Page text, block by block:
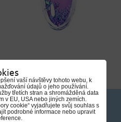
vaší návštěvy tohoto webu, k
údajů o jeho používání.
třetích stran a shromážděná data
v EU, USA nebo jiných zemích.
cookie“ vyjadřujete svůj souhlas s
podrobné informace nebo upravit